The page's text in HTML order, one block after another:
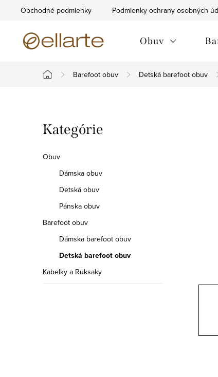
Obchodné podmienky Podmienky ochrany osobných
Obuv
Domov
Barefoot obuv Detská barefoot obuv
o
č
p
e
Preskočiť
kategórie
Kategórie
Obuv
Dámska obuv
Detská obuv
Pánska obuv
Barefoot obuv
Dámska barefoot obuv
Detská barefoot obuv
Kabelky a Ruksaky